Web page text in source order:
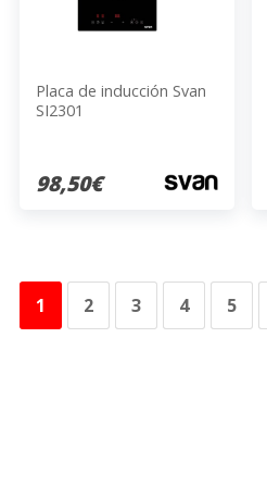
Placa de inducción Svan
SI2301
98,50€
1 2 3 4 5